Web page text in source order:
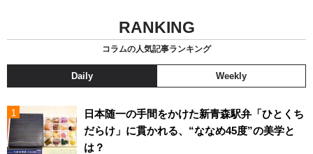
RANKING
コラムの人気記事ランキング
Daily Weekly
日本随一の手間をかけた新青森駅弁「ひとくち
だらけ」に貫かれる、“ななめ45度”の美学と
は？